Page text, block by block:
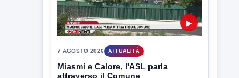
7 AGOSTO 2026 ATTUALITÀ
Miasmi e Calore, l'ASL parla
attraverso il Comune
Nessuna nuova moria di pesci e nessuna
criticità igienico-sanitaria nel...